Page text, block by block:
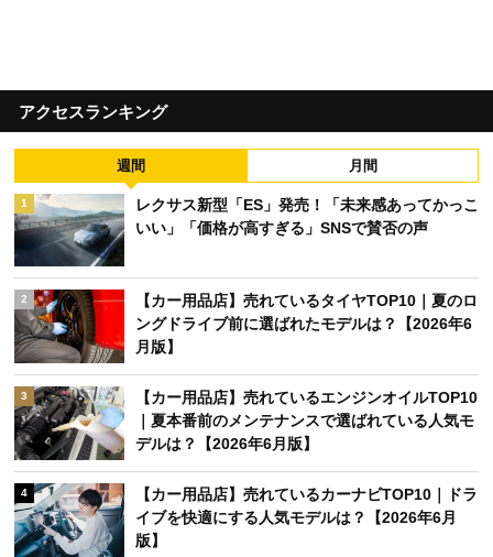
アクセスランキング
週間 月間
1
レクサス新型「ES」発売！「未来感あってかっこ
いい」「価格が高すぎる」SNSで賛否の声
2
【カー用品店】売れているタイヤTOP10｜夏のロ
ングドライブ前に選ばれたモデルは？【2026年6
月版】
3
【カー用品店】売れているエンジンオイルTOP10
｜夏本番前のメンテナンスで選ばれている人気モ
デルは？【2026年6月版】
4
【カー用品店】売れているカーナビTOP10｜ドラ
イブを快適にする人気モデルは？【2026年6月
版】